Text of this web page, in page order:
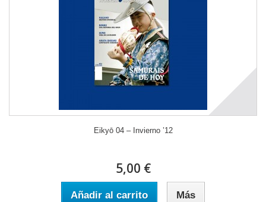
Eikyō 04 – Invierno ’12
5,00 €
Añadir al carrito Más